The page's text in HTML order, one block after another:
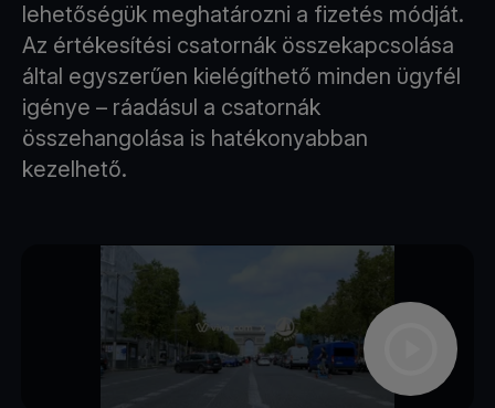
lehetőségük meghatározni a fizetés módját.
Az értékesítési csatornák összekapcsolása
által egyszerűen kielégíthető minden ügyfél
igénye – ráadásul a csatornák
összehangolása is hatékonyabban
kezelhető.